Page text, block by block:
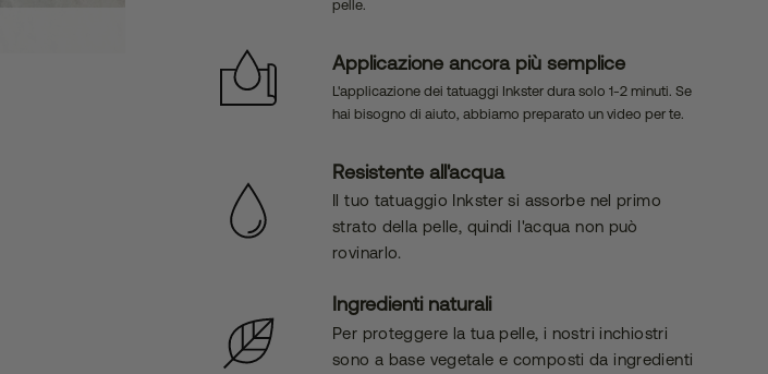
pelle.
Applicazione ancora più semplice
L'applicazione dei tatuaggi Inkster dura solo 1-2 minuti. Se
hai bisogno di aiuto, abbiamo preparato un video per te.
Resistente all'acqua
Il tuo tatuaggio Inkster si assorbe nel primo
strato della pelle, quindi l'acqua non può
rovinarlo.
Ingredienti naturali
Per proteggere la tua pelle, i nostri inchiostri
sono a base vegetale e composti da ingredienti